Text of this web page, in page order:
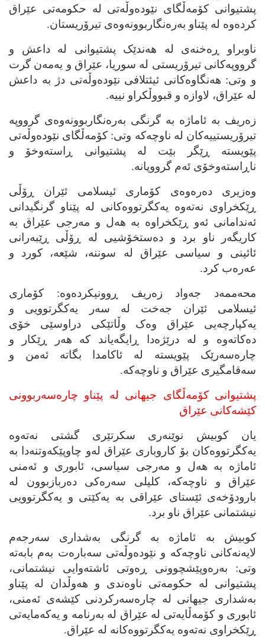
پشتیوانی کۆمه‌ڵگای نێوده‌وڵه‌تی له‌ حکومه‌تی عێراق
کرده‌وه‌ له‌ پێناو به‌ره‌نگاربوونه‌وه‌ی تیرۆریستان.
ناوبراو ڕه‌خنه‌ی له‌ هه‌ندێک پشتیوانی له‌ داعش و
گرووپه‌کانی تیرۆریستی له‌ سوریا، عێراق و یه‌مه‌ن گرت
و وتی: هه‌نگاوه‌کانی ئیئتلافی نێوده‌وڵه‌تی دژ به‌ داعش
له‌ عێراق، لاوازه‌ و قبووڵکراو نییه‌.
زه‌ریف به‌ ئاماژه‌ به‌ گرنگی به‌ره‌نگاربوونه‌وه‌ی گرووپه‌
تیرۆریستییه‌کان له‌ ناوچه‌که‌ وتی: کۆمه‌ڵگای نێوده‌وڵه‌تی
پێویسته‌ ڕێگر بێت له‌ پشتیوانی ڕاسته‌وخۆ و
ناڕاسته‌وخۆی ئه‌م گرووپانه‌.
وه‌زیری ده‌ره‌وه‌ی کۆماری ئیسلامی ئێران ڕۆڵی
ڕێکخراوی نه‌ته‌وه‌ یه‌کگرتووه‌کانی له‌ پێناو گرنگیدانی
ئه‌ندامانی ئه‌و ڕێکخراوه‌ به‌ هه‌ل و مه‌رجی عێراق به‌
کاریگه‌ر ناو برد و ده‌ستخۆشیی له‌ ڕۆڵی ڕێبه‌رانی
ئائینی و سیاسی عێراق له‌ سوننه‌، شێعه‌، کورد و
عه‌ره‌ب کرد.
محه‌ممه‌د جه‌واد زه‌ریف ڕوونیکرده‌وه‌: کۆماری
ئیسلامی ئێران جه‌خت له‌ سه‌ر یه‌کگرتوویی و
یه‌کپارچه‌یی عێراق وه‌ک وڵاتێکی دراوسێی خۆی
ده‌کاته‌وه‌ و له‌ درێژه‌دا ڕایگه‌یاند که‌ هه‌ر ڕێکار و
چاره‌سه‌رێک پێویسته‌ له‌ ئاکامدا بگاته‌ ئه‌من و
سه‌قامگیری عێراق و ناوچه‌که‌.
پشتیوانی کۆمه‌ڵگای جیهانی له‌ پێناو چاره‌سه‌ربوونی
کێشه‌کانی عێراق
یان کوبیش نوێنه‌ری سکرتێری گشتی نه‌ته‌وه‌
یه‌کگرتووه‌کان بۆ کاروباری عێراق له‌و چاوپێکه‌وتنه‌دا به‌
ئاماژه‌ به‌ هه‌ل و مه‌رجی سیاسی، ئابوری و ئه‌منی
عێراق و ناوچه‌که‌، کلیلی سه‌ره‌کی ده‌ربازبوون له‌
بارودۆخه‌ی ئێستای عێراقی به‌ یه‌کێتی و یه‌کگرتوویی
نیشتمانی عێراق ناو برد.
کوبیش به‌ ئاماژه‌ به‌ گرنگی به‌شداری سه‌رجه‌م
لایه‌نه‌کانی ناوچه‌که‌ و نێوده‌وڵه‌تی سه‌باره‌ت به‌م بابه‌ته‌
وتی: به‌ره‌وپێشچوونی ڕه‌وتی ئاشته‌وایی نیشتمانی،
پشتیوانی له‌ حکومه‌تی ناوه‌ندی و هه‌وڵدان له‌ پێناو
به‌شداری جیهانی له‌ چاره‌سه‌رکردنی کێشه‌ی ئه‌منی،
ئابوری و کۆمه‌ڵایه‌تی له‌ عێراق له‌ به‌رنامه‌ و یه‌که‌مایه‌تی
ڕێکخراوی نه‌ته‌وه‌ یه‌کگرتووه‌کانه‌ له‌ عێراق.